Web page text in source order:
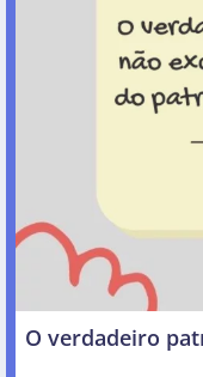
O verdadeiro